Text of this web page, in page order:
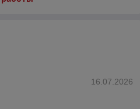
16.07.2026